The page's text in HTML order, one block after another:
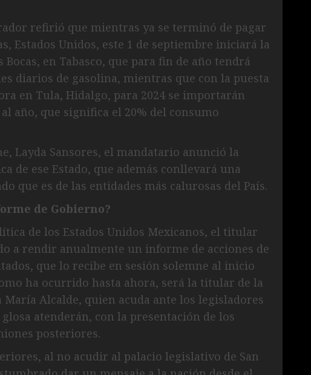
refirió que mientras ya se terminó de pagar
Estados Unidos, este 1 de septiembre iniciará la
en Tabasco, que para fin de año tendrá
diarios de gasolina, mientras que con la puesta
en Tula, Hidalgo, para 2024 se importarán
año, que significa el 20% del consumo
Layda Sansores, el mandatario anunció la
de ese Estado, que además conllevará una
que es de las entidades más calurosas del País.
de Gobierno?
de los Estados Unidos Mexicanos, el titular
a rendir anualmente un informe de acciones de
que lo recibe en sesión solemne al inicio
ha ocurrido hasta ahora, será la titular de la
Alcalde, quien acuda ante los legisladores
atenderán, con la presentación de los
posteriores.
al no acudir al palacio legislativo de San